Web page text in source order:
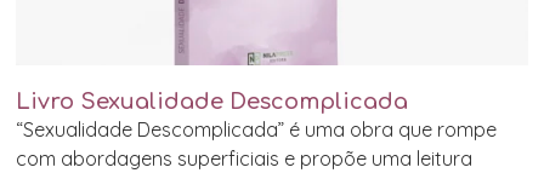
Livro Sexualidade Descomplicada
“Sexualidade Descomplicada” é uma obra que rompe
com abordagens superficiais e propõe uma leitura